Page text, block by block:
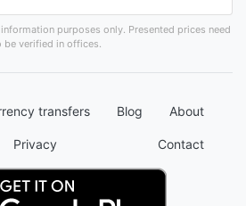
purposes only. Presented prices need
be verified in offices.
transfers Blog About
Privacy Contact